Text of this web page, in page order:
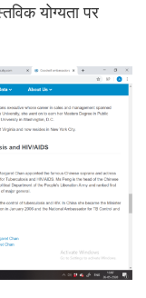
योग्यता पर